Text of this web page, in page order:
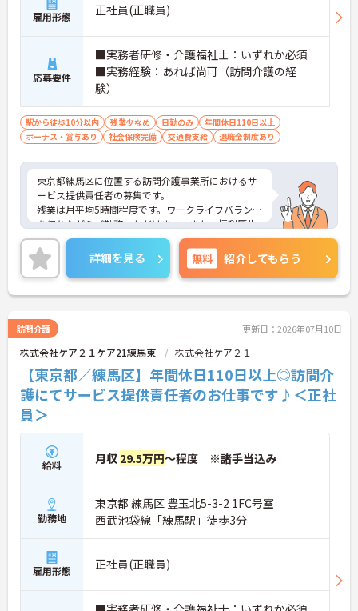
雇用形態 正社員(正職員)
応募要件
■実務者研修・介護福祉士：いずれか必須
■実務経験：あれば尚可（訪問介護の経
験）
駅から徒歩10分以内 残業少なめ 日勤のみ
年間休日110日以上
ボーナス・賞与あり
社会保険完備 交通費支給 退職金制度あり
東京都練馬区に位置する訪問介護事業所におけるサ
ービス提供責任者の募集です。
残業は月平均5時間程度です。ワークライフバランス
を保ちながらご勤務いただけます。また、福利厚生
が充実しています。働きやすい環境が整っており、
安心して長くご勤務いただけます。
ご興味のある方には、面接対策ポイントなど、さら
に詳細をご案内しますのでお気軽にご相談くださ
い！
詳細を見る 無料 紹介してもらう
訪問介護 更新日：2026年07月10日
株式会社ケア２１ケア21練馬東 株式会社ケア２１
【東京都／練馬区】年間休日110日以上◎訪問介
護にてサービス提供責任者のお仕事です♪＜正社
員＞
給料 月収 29.5万円～程度 ※諸手当込み
勤務地
東京都 練馬区 豊玉北5-3-2 1FC号室
西武池袋線「練馬駅」徒歩3分
雇用形態 正社員(正職員)